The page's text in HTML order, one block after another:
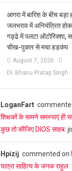
आगरा में बारिश के बीच बड़ा
जलभराव में अनियंत्रित
गड्ढे में पलटा ऑटोरिक्शा,
चीख-पुकार से मचा हड़कंप
August 7, 2026
Dr. Bhanu Pratap Singh
LoganFart
शिक्षकों के सामने समस्याएं ही
कुछ तो कीजिए DIOS साहब:
Hpizij commented on
यात्रा साहित्य के जनक राहुल